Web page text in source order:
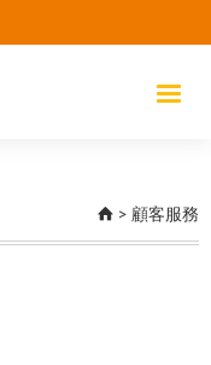
> 顧客服務